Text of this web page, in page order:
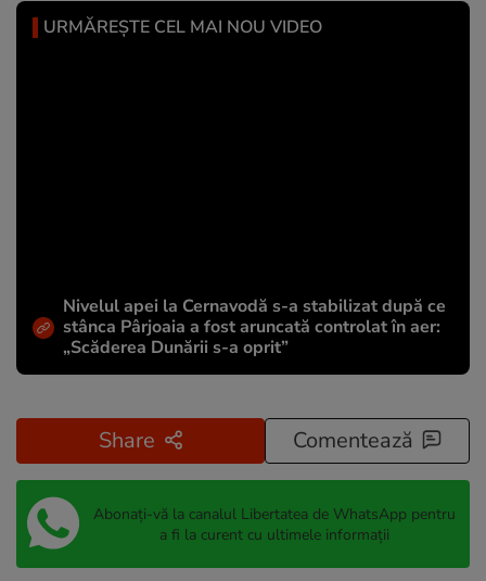
URMĂREȘTE CEL MAI NOU VIDEO
Nivelul apei la Cernavodă s-a stabilizat după ce
stânca Pârjoaia a fost aruncată controlat în aer:
„Scăderea Dunării s-a oprit”
Share Comentează
Abonați-vă la canalul Libertatea de WhatsApp pentru
a fi la curent cu ultimele informații